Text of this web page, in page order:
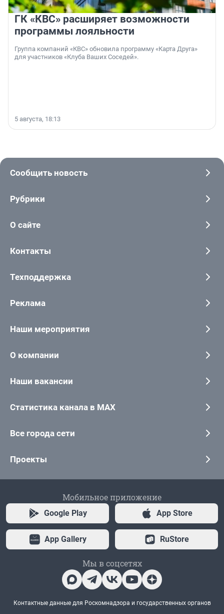
ГК «КВС» расширяет возможности
программы лояльности
Группа компаний «КВС» обновила программу «Карта Друга»
для участников «Клуба Ваших Соседей».
5 августа, 18:13
Сообщить новость
Рубрики
О сайте
Контакты
Техподдержка
Реклама
Наши мероприятия
О компании
Наши вакансии
Статистика канала в MAX
Все города сети
Проекты
Мобильное приложение
Google Play App Store
App Gallery RuStore
Мы в соцсетях
Контактные данные для Роскомнадзора и государственных органов